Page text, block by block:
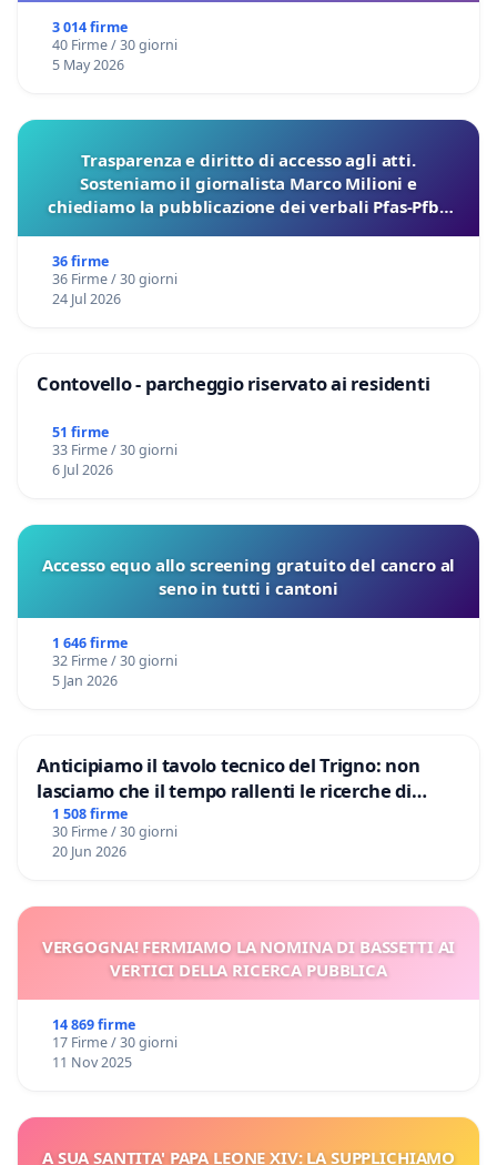
3 014 firme
40 Firme / 30 giorni
5 May 2026
Trasparenza e diritto di accesso agli atti.
Sosteniamo il giornalista Marco Milioni e
chiediamo la pubblicazione dei verbali Pfas-Pfba
36 firme
36 Firme / 30 giorni
24 Jul 2026
Contovello - parcheggio riservato ai residenti
51 firme
33 Firme / 30 giorni
6 Jul 2026
Accesso equo allo screening gratuito del cancro al
seno in tutti i cantoni
1 646 firme
32 Firme / 30 giorni
5 Jan 2026
Anticipiamo il tavolo tecnico del Trigno: non
lasciamo che il tempo rallenti le ricerche di
Domenico Racanati
1 508 firme
30 Firme / 30 giorni
20 Jun 2026
VERGOGNA! FERMIAMO LA NOMINA DI BASSETTI AI
VERTICI DELLA RICERCA PUBBLICA
14 869 firme
17 Firme / 30 giorni
11 Nov 2025
A SUA SANTITA' PAPA LEONE XIV: LA SUPPLICHIAMO